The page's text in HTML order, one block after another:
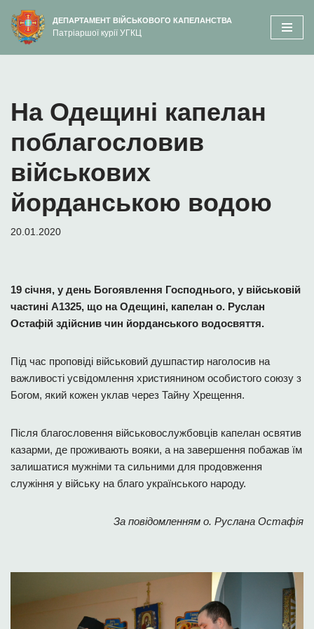
вмісту
Перейти
до
ДЕПАРТАМЕНТ ВІЙСЬКОВОГО КАПЕЛАНСТВА
Патріаршої курії УГКЦ
На Одещині капелан
поблагословив
військових
йорданською водою
20.01.2020
19 січня, у день Богоявлення Господнього, у військовій
частині А1325, що на Одещині, капелан о. Руслан
Остафій здійснив чин йорданського водосвяття.
Під час проповіді військовий душпастир наголосив на
важливості усвідомлення християнином особистого союзу з
Богом, який кожен уклав через Тайну Хрещення.
Після благословення військовослужбовців капелан освятив
казарми, де проживають вояки, а на завершення побажав їм
залишатися мужніми та сильними для продовження
служіння у війську на благо українського народу.
За повідомленням о. Руслана Остафія